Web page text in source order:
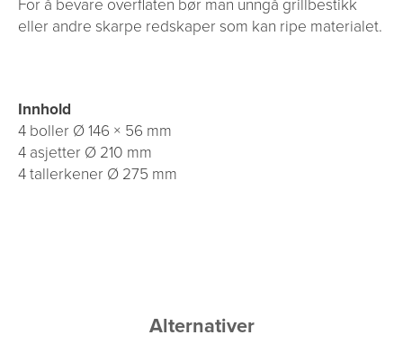
eller andre skarpe redskaper som kan ripe materialet.
Innhold
4 boller Ø 146 × 56 mm
4 asjetter Ø 210 mm
4 tallerkener Ø 275 mm
Alternativer